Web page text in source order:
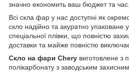
значно економить ваш бюджет та час.
Всі скла фар у нас доступні як
скло надійно та акуратно упаковане
спеціальної плівки, що повністю
доставки та майже повністю
Скло на фари Chery виготовлене з
полікарбонату з заводським